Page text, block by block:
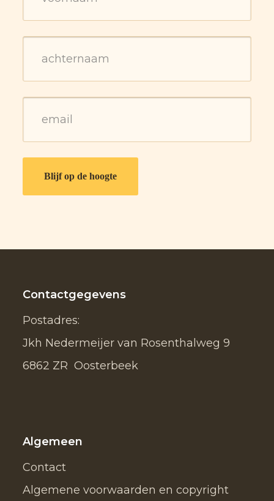
Contactgegevens
Postadres:
Jkh Nedermeijer van Rosenthalweg 9
6862 ZR Oosterbeek
Algemeen
Contact
Algemene voorwaarden en copyright